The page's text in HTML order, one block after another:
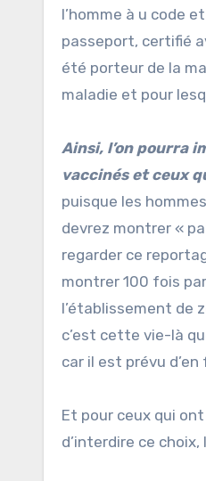
l’homme à u code
passeport, certifié
été porteur de la
maladie et pour
Ainsi, l’on pourra
vaccinés et ceux
puisque les
devrez montrer «
regarder ce
montrer 100 fois
l’établissement de
c’est cette vie-là
car il est prévu
Et pour ceux qui
d’interdire ce